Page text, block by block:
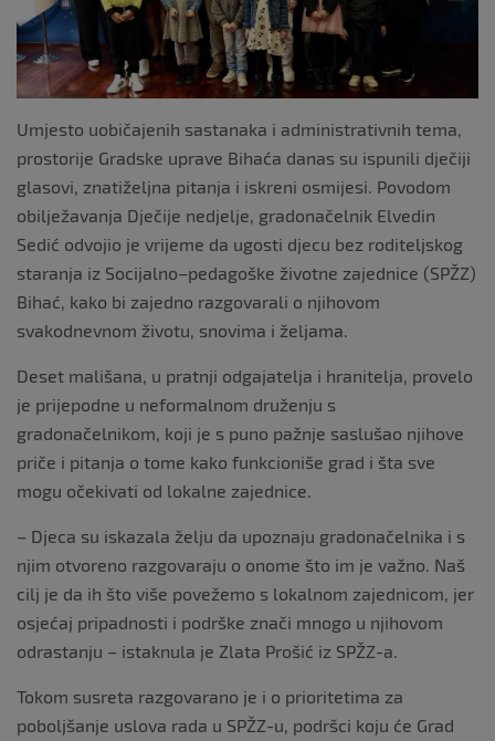
Umjesto uobičajenih sastanaka i administrativnih tema,
prostorije Gradske uprave Bihaća danas su ispunili dječiji
glasovi, znatiželjna pitanja i iskreni osmijesi. Povodom
obilježavanja Dječije nedjelje, gradonačelnik Elvedin
Sedić odvojio je vrijeme da ugosti djecu bez roditeljskog
staranja iz Socijalno–pedagoške životne zajednice (SPŽZ)
Bihać, kako bi zajedno razgovarali o njihovom
svakodnevnom životu, snovima i željama.
Deset mališana, u pratnji odgajatelja i hranitelja, provelo
je prijepodne u neformalnom druženju s
gradonačelnikom, koji je s puno pažnje saslušao njihove
priče i pitanja o tome kako funkcioniše grad i šta sve
mogu očekivati od lokalne zajednice.
– Djeca su iskazala želju da upoznaju gradonačelnika i s
njim otvoreno razgovaraju o onome što im je važno. Naš
cilj je da ih što više povežemo s lokalnom zajednicom, jer
osjećaj pripadnosti i podrške znači mnogo u njihovom
odrastanju – istaknula je Zlata Prošić iz SPŽZ-a.
Tokom susreta razgovarano je i o prioritetima za
poboljšanje uslova rada u SPŽZ-u, podršci koju će Grad